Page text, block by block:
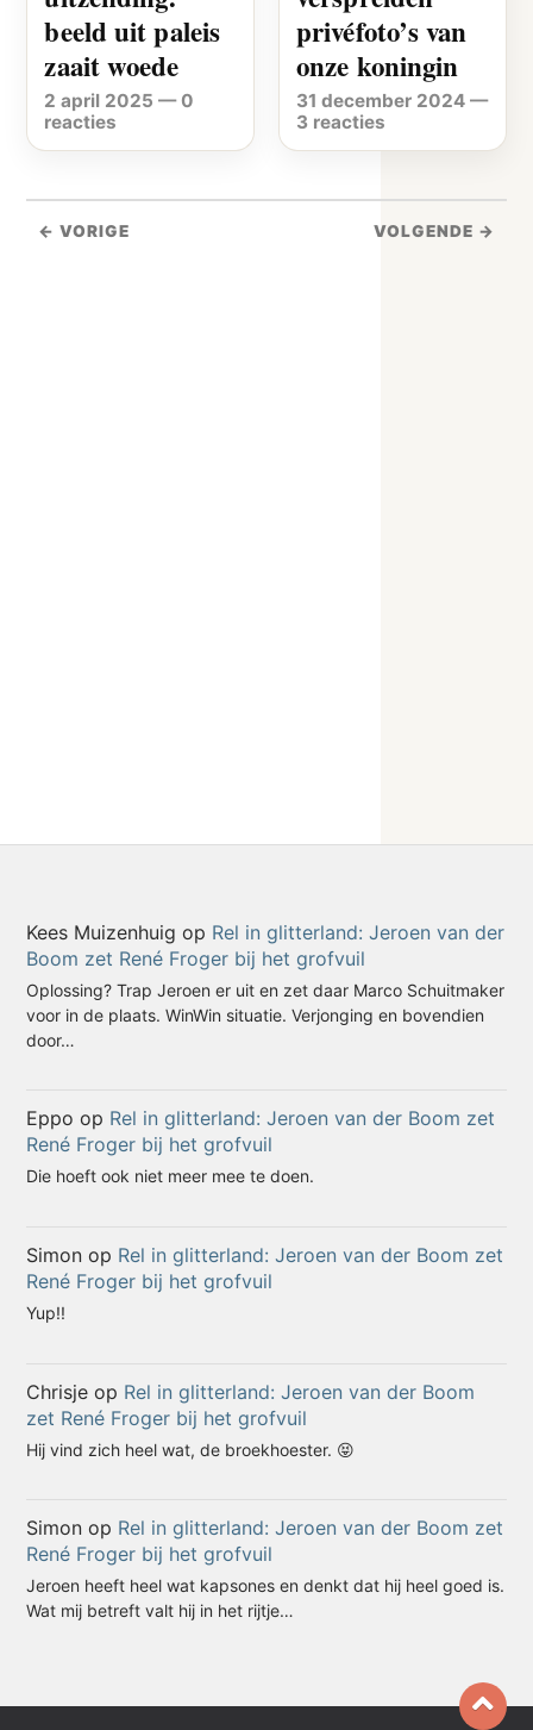
beeld uit paleis
zaait woede
2 april 2025 —0
reacties
privéfoto’s van
onze koningin
31 december 2024 —
3 reacties
← VORIGE VOLGENDE →
Kees Muizenhuig op Rel in glitterland: Jeroen van der
Boom zet René Froger bij het grofvuil
Oplossing? Trap Jeroen er uit en zet daar Marco Schuitmaker
voor in de plaats. WinWin situatie. Verjonging en bovendien
door…
Eppo op Rel in glitterland: Jeroen van der Boom zet
René Froger bij het grofvuil
Die hoeft ook niet meer mee te doen.
Simon op Rel in glitterland: Jeroen van der Boom zet
René Froger bij het grofvuil
Yup!!
Chrisje op Rel in glitterland: Jeroen van der Boom
zet René Froger bij het grofvuil
Hij vind zich heel wat, de broekhoester. 😝
Simon op Rel in glitterland: Jeroen van der Boom zet
René Froger bij het grofvuil
Jeroen heeft heel wat kapsones en denkt dat hij heel goed is.
Wat mij betreft valt hij in het rijtje…